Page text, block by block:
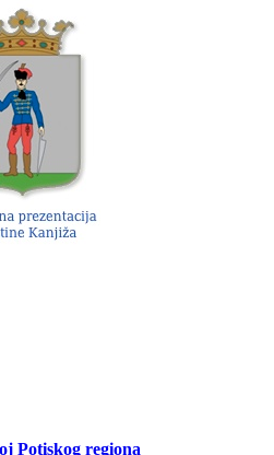
Potiskog regiona